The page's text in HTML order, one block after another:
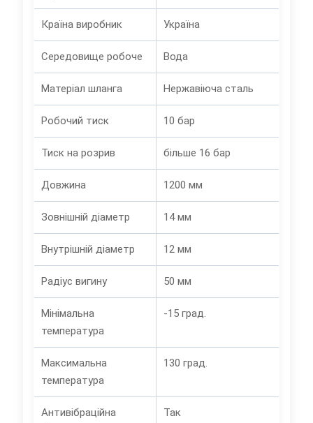
Країна виробник Україна
Середовище робоче Вода
Матеріал шланга Нержавіюча сталь
Робочий тиск 10 бар
Тиск на розрив більше 16 бар
Довжина 1200 мм
Зовнішній діаметр 14 мм
Внутрішній діаметр 12 мм
Радіус вигину 50 мм
Мінімальна
температура
-15 град.
Максимальна
температура
130 град.
Антивібраційна
Так